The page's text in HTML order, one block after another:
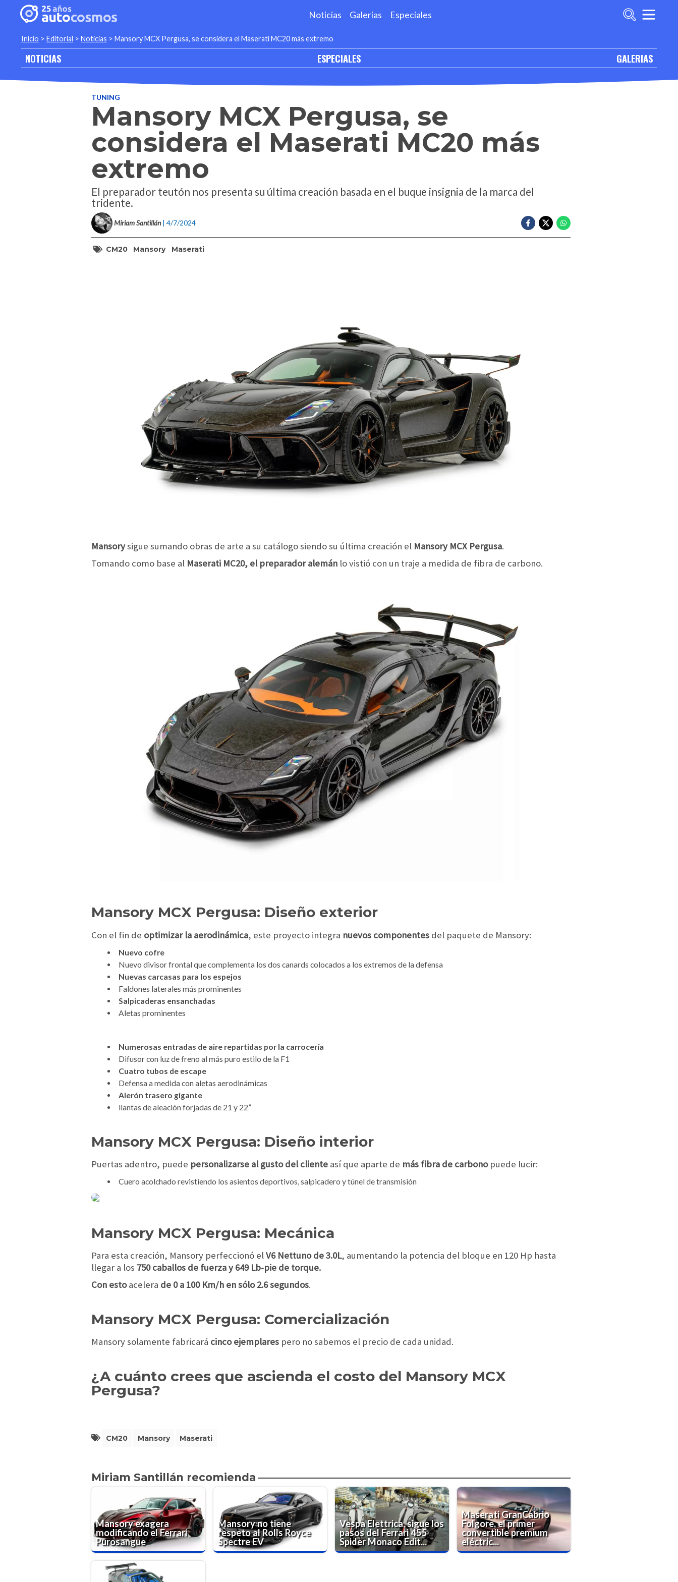
Noticias Galerias Especiales
Inicio > Editorial > Noticias > Mansory MCX Pergusa, se considera el Maserati MC20 más extremo
NOTICIAS ESPECIALES GALERIAS
TUNING
Mansory MCX Pergusa, se
considera el Maserati MC20 más
extremo
El preparador teutón nos presenta su última creación basada en el buque insignia de la marca del
tridente.
Miriam Santillán | 4/7/2024
CM20 Mansory Maserati
Mansorysigue sumando obras de arte a su catálogo siendo su última creación el Mansory MCX Pergusa.
Tomando como base al Maserati MC20, el preparador alemán lo vistió con un traje a medida de fibra de carbono.
Mansory MCX Pergusa: Diseño exterior
Con el fin de optimizar la aerodinámica, este proyecto integra nuevos componentes del paquete de Mansory:
Nuevo cofre
Nuevo divisor frontal que complementa los dos canards colocados a los extremos de la defensa
Nuevas carcasas para los espejos
Faldones laterales más prominentes
Salpicaderas ensanchadas
Aletas prominentes
Numerosas entradas de aire repartidas por la carrocería
Difusor con luz de freno al más puro estilo de la F1
Cuatro tubos de escape
Defensa a medida con aletas aerodinámicas
Alerón trasero gigante
llantas de aleación forjadas de 21 y 22”
Mansory MCX Pergusa: Diseño interior
Puertas adentro, puede personalizarse al gusto del cliente así que aparte de más fibra de carbono puede lucir:
Cuero acolchado revistiendo los asientos deportivos, salpicadero y túnel de transmisión
Mansory MCX Pergusa: Mecánica
Para esta creación, Mansory perfeccionó elV6 Nettuno de 3.0L, aumentando la potencia del bloque en 120 Hp hasta
llegar a los 750 caballos de fuerza y 649 Lb-pie de torque.
Con estoacelera de 0 a 100 Km/h en sólo 2.6 segundos.
Mansory MCX Pergusa: Comercialización
Mansory solamente fabricará cinco ejemplares pero no sabemos el precio de cada unidad.
¿A cuánto crees que ascienda el costo del Mansory MCX
Pergusa?
CM20 Mansory Maserati
Miriam Santillán recomienda
Mansory exagera
modificando el Ferrari
Purosangue
Mansory no tiene
respeto al Rolls Royce
Spectre EV
Vespa Elettrica, sigue los
pasos del Ferrari 455
Spider Monaco Edit...
Maserati GranCabrio
Folgore, el primer
convertible premium
eléctric...